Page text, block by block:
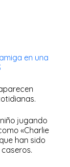
en una
jugando
«Charlie
han sido